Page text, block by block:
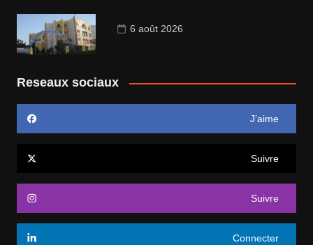
6 août 2026
Reseaux sociaux
J’aime
Suivre
Suivre
Connecter